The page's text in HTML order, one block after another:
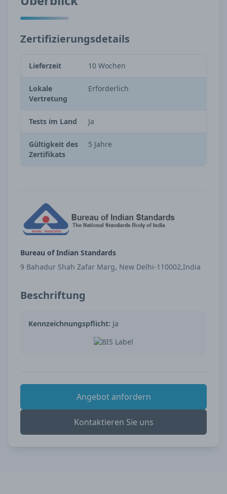
Zertifizierungsdetails
Lieferzeit 10 Wochen
Lokale
Vertretung
Erforderlich
Tests im Land Ja
Gültigkeit des
Zertifikats
5 Jahre
Bureau of Indian Standards
9 Bahadur Shah Zafar Marg, New Delhi-110002,India
Beschriftung
Kennzeichnungspflicht: Ja
Angebot anfordern
Kontaktieren Sie uns